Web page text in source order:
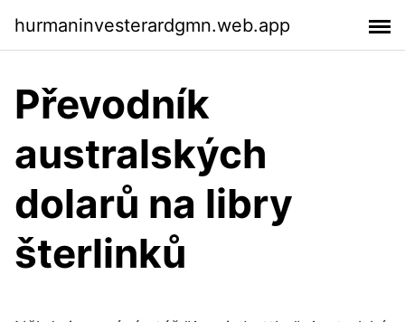
hurmaninvesterardgmn.web.app
Převodník
australských
dolarů na libry
šterlinků